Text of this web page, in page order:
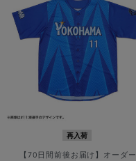
再入荷
【70日間前後お届け】オーダー